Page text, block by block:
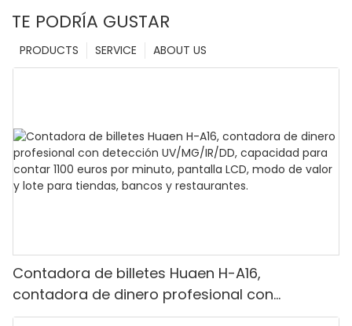
TE PODRÍA GUSTAR
ABOUT US
SERVICE
PRODUCTS
Contadora de billetes Huaen H-A16,
contadora de dinero profesional con
detección UV/MG/IR/DD, capacidad para